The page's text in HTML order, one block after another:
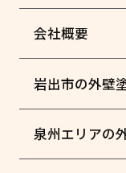
会社概要
岩出市の外壁
泉州エリアの